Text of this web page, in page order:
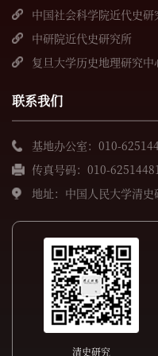
中国社会科学院近代史研
所
中研院近代史研究所
复旦大学历史地理研究中
联系我们
基地办公室：010-
传真号码：010-
地址：中国人民大学清史
清史研究